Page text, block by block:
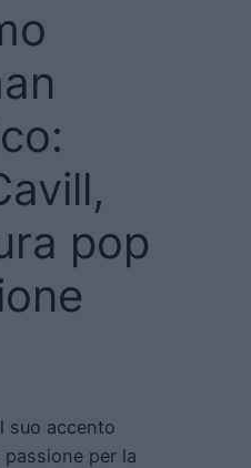
pop
suo accento
per la